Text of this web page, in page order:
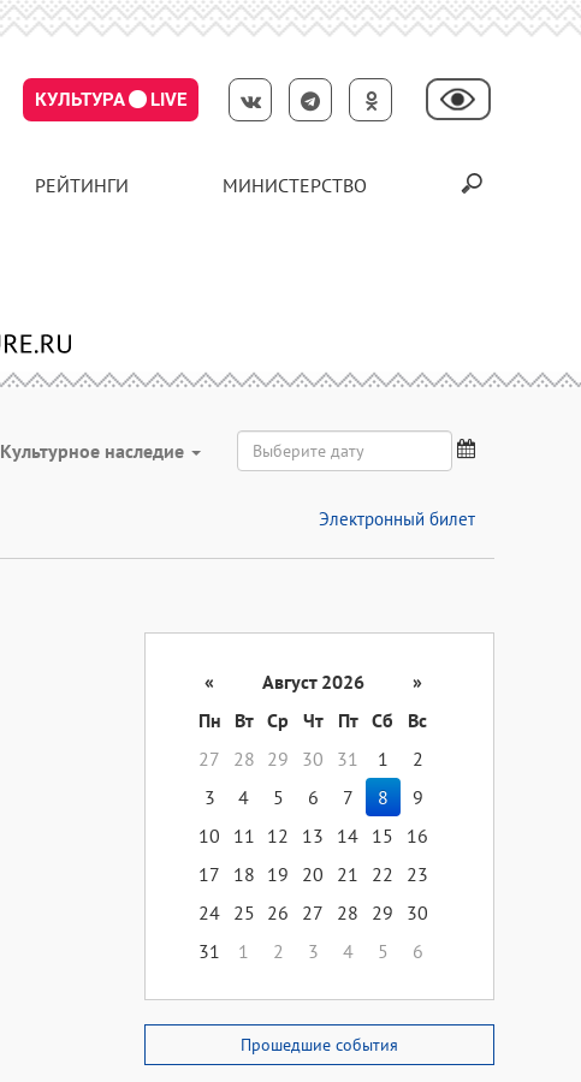
КУЛЬТУРА LIVE
РЕЙТИНГИ МИНИСТЕРСТВО
Культурное наследие
Электронный билет
« Август 2026
»
Пн
Вт Ср Чт Пт Сб
Вс
27
28 29 30 31 1
2
3
4 5 6 7 8
9
10
11 12 13 14 15
16
17
18 19 20 21 22
23
24 25 26 27 28 29
30
31
1 2 3 4 5 6
Прошедшие события